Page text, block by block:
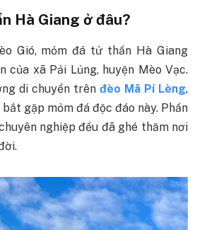
Hà Giang ở đâu?
Gió, mỏm đá tử thần Hà Giang
của xã Pải Lủng, huyện Mèo Vạc.
di chuyển trên đèo Mã Pí Lèng,
gặp mỏm đá độc đáo này. Phần
nghiệp đều đã ghé thăm nơi